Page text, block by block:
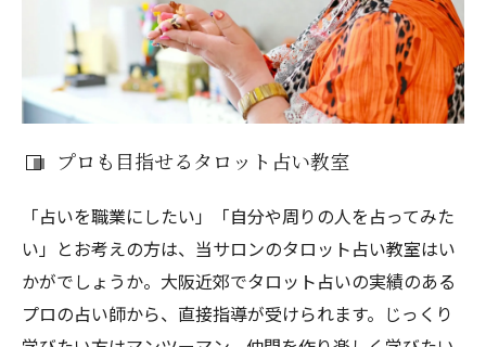
プロも目指せるタロット占い教室
「占いを職業にしたい」「自分や周りの人を占ってみた
い」とお考えの方は、当サロンのタロット占い教室はい
かがでしょうか。大阪近郊でタロット占いの実績のある
プロの占い師から、直接指導が受けられます。じっくり